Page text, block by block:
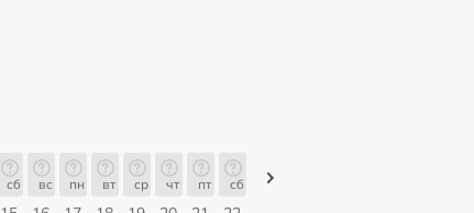
сб вс пн вт ср чт пт сб